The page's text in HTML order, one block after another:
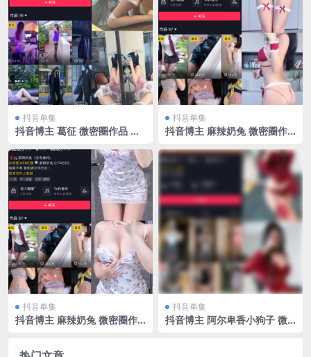
抖音单集
抖音博主 葛征 微密圈作品 N
抖音单集
抖音博主 麻辣奶兔 微密圈作
至：2023.12.26
抖音单集
抖音博主 麻辣奶兔 微密圈作
抖音单集
抖音博主 阿尔卑香小狗子 微